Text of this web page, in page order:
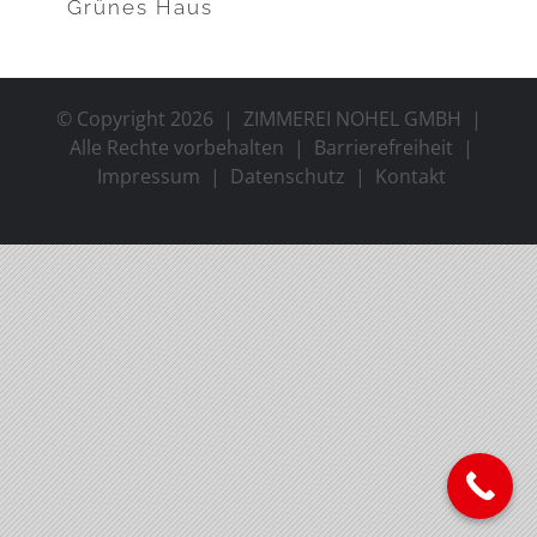
Grünes Haus
© Copyright 2026 | ZIMMEREI NOHEL GMBH |
Alle Rechte vorbehalten |
Barrierefreiheit |
Impressum | Datenschutz | Kontakt